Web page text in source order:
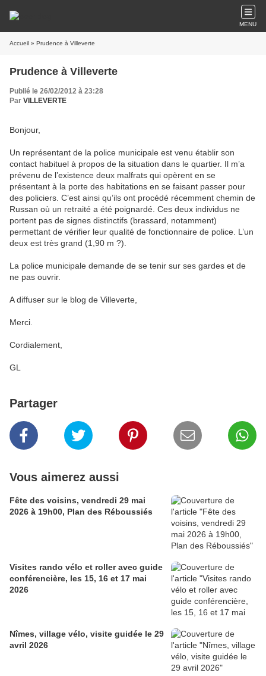
MENU
Accueil » Prudence à Villeverte
Prudence à Villeverte
Publié le 26/02/2012 à 23:28
Par VILLEVERTE
Bonjour,
Un représentant de la police municipale est venu établir son
contact habituel à propos de la situation dans le quartier. Il m’a
prévenu de l’existence deux malfrats qui opèrent en se
présentant à la porte des habitations en se faisant passer pour
des policiers. C’est ainsi qu’ils ont procédé récemment chemin de
Russan où un retraité a été poignardé. Ces deux individus ne
portent pas de signes distinctifs (brassard, notamment)
permettant de vérifier leur qualité de fonctionnaire de police. L’un
deux est très grand (1,90 m ?).
La police municipale demande de se tenir sur ses gardes et de
ne pas ouvrir.
A diffuser sur le blog de Villeverte,
Merci.
Cordialement,
GL
Partager
Vous aimerez aussi
Fête des voisins, vendredi 29 mai
2026 à 19h00, Plan des Réboussiés
Visites rando vélo et roller avec guide
conférencière, les 15, 16 et 17 mai
2026
Nîmes, village vélo, visite guidée le 29
avril 2026